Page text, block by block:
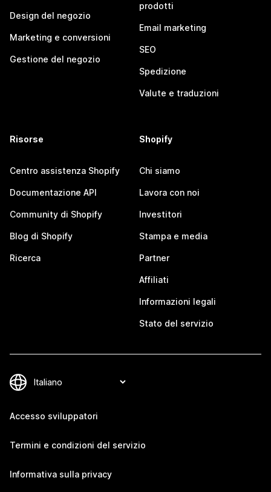
Design del negozio
Marketing e conversioni
Gestione del negozio
prodotti
Email marketing
SEO
Spedizione
Valute e traduzioni
Risorse
Centro assistenza Shopify
Documentazione API
Community di Shopify
Blog di Shopify
Ricerca
Shopify
Chi siamo
Lavora con noi
Investitori
Stampa e media
Partner
Affiliati
Informazioni legali
Stato del servizio
Accesso sviluppatori
Termini e condizioni del servizio
Informativa sulla privacy